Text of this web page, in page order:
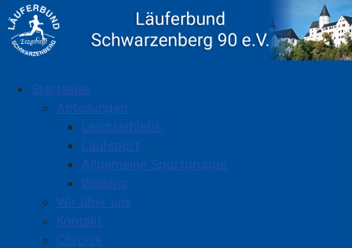
Startseite
Abteilungen
Leichtathletik
Laufsport
Allgemeine Sportgruppe
Walking
Wir über uns
Kontakt
Chronik